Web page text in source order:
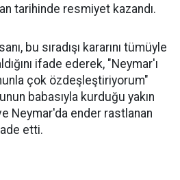
tarihinde resmiyet kazandı.
bu sıradışı kararını tümüyle
ifade ederek, "Neymar'ı
çok özdeşleştiriyorum"
babasıyla kurduğu yakın
Neymar'da ender rastlanan
etti.